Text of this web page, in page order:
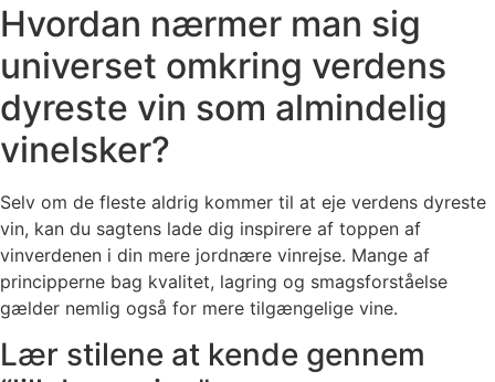
Hvordan nærmer man sig
universet omkring verdens
dyreste vin som almindelig
vinelsker?
Selv om de fleste aldrig kommer til at eje verdens dyreste
vin, kan du sagtens lade dig inspirere af toppen af
vinverdenen i din mere jordnære vinrejse. Mange af
principperne bag kvalitet, lagring og smagsforståelse
gælder nemlig også for mere tilgængelige vine.
Lær stilene at kende gennem